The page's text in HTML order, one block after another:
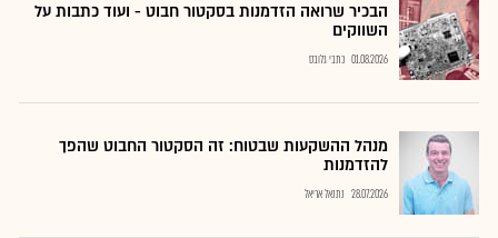
הבכיר שרואה הזדמנות בסקטור חבוט - ועוד כתבות על
השווקים
01.08.2026 כתבי גלובס
מנהל ההשקעות שבטוח: זה הסקטור החבוט שהפך
להזדמנות
28.07.2026 נתנאל אריאל